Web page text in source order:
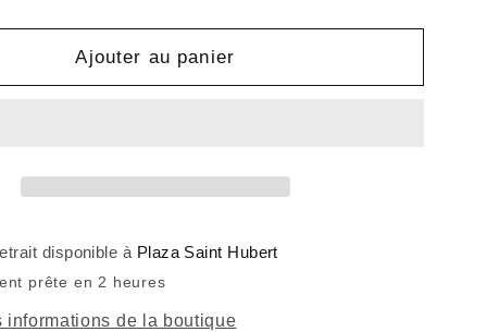
quantité
WOLF
Mary
(Vinyle)
Ajouter au panier
disponible à Plaza Saint Hubert
prête en 2 heures
informations de la boutique